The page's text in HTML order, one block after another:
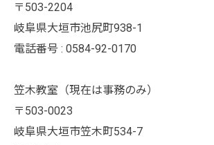
〒503-2204
岐阜県大垣市池尻町938-1
電話番号 : 0584-92-0170
笠木教室（現在は事務のみ）
〒503-0023
岐阜県大垣市笠木町534-7